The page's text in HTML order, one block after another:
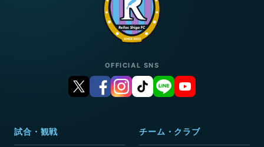
OFFICIAL SNS
試合・観戦 チーム・クラブ